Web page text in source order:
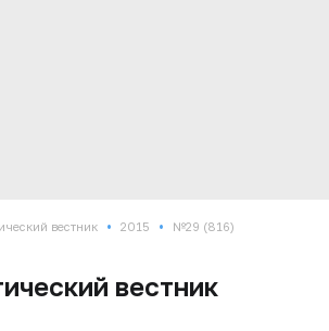
вестник • 2015 • №29 (816)
вестник